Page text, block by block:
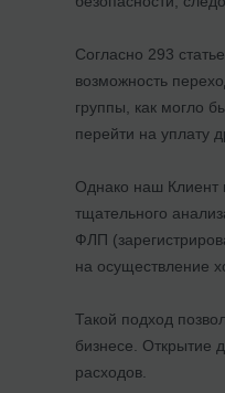
Согласно 293
возможность
группы, как могло
перейти на уплату
Однако наш Клиент
тщательного
ФЛП
на осуществление
Такой подход
бизнесе. Открытие
расходов.